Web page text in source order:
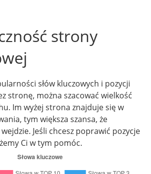
strony
słów kluczowych i pozycji
stronę, można szacować wielkość
Im wyżej strona znajduje się w
tym większa szansa, że
Jeśli chcesz poprawić pozycje
Ci w tym pomóc.